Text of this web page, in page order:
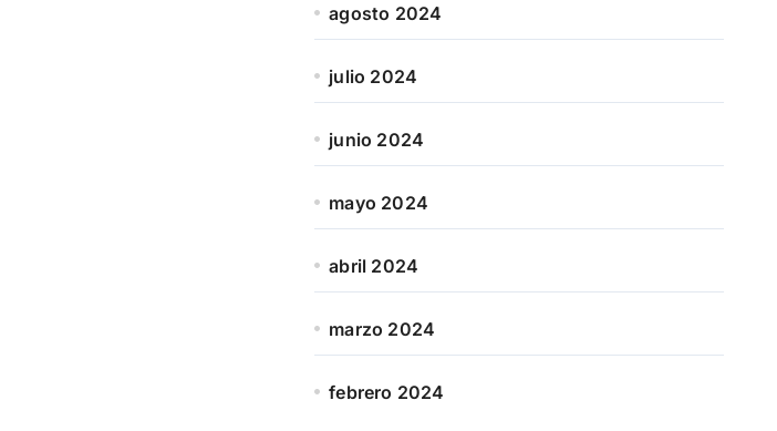
agosto 2024
julio 2024
junio 2024
mayo 2024
abril 2024
marzo 2024
febrero 2024